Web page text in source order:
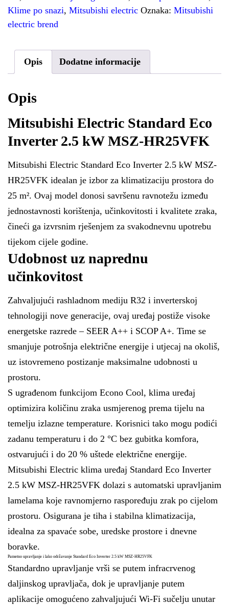
Klime po snazi, Mitsubishi electric Oznaka: Mitsubishi
electric brend
Opis Dodatne informacije
Opis
Mitsubishi Electric Standard Eco
Inverter 2.5 kW MSZ-HR25VFK
Mitsubishi Electric Standard Eco Inverter 2.5 kW MSZ-
HR25VFK idealan je izbor za klimatizaciju prostora do
25 m². Ovaj model donosi savršenu ravnotežu između
jednostavnosti korištenja, učinkovitosti i kvalitete zraka,
čineći ga izvrsnim rješenjem za svakodnevnu upotrebu
tijekom cijele godine.
Udobnost uz naprednu
učinkovitost
Zahvaljujući rashladnom mediju R32 i inverterskoj
tehnologiji nove generacije, ovaj uređaj postiže visoke
energetske razrede – SEER A++ i SCOP A+. Time se
smanjuje potrošnja električne energije i utjecaj na okoliš,
uz istovremeno postizanje maksimalne udobnosti u
prostoru.
S ugrađenom funkcijom Econo Cool, klima uređaj
optimizira količinu zraka usmjerenog prema tijelu na
temelju izlazne temperature. Korisnici tako mogu podići
zadanu temperaturu i do 2 °C bez gubitka komfora,
ostvarujući i do 20 % uštede električne energije.
Mitsubishi Electric klima uređaj Standard Eco Inverter
2.5 kW MSZ-HR25VFK dolazi s automatski upravljanim
lamelama koje ravnomjerno raspoređuju zrak po cijelom
prostoru. Osigurana je tiha i stabilna klimatizacija,
idealna za spavaće sobe, uredske prostore i dnevne
boravke.
Pametno upravljanje i lako održavanje Standard Eco Inverter 2.5 kW MSZ-HR25VFK
Standardno upravljanje vrši se putem infracrvenog
daljinskog upravljača, dok je upravljanje putem
aplikacije omogućeno zahvaljujući Wi-Fi sučelju unutar